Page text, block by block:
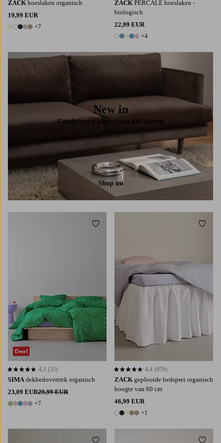
ZACK hoeslaken organisch
19,99 EUR
12 kleuren
+7
ZACK PERCALE hoeslaken -
biologisch
22,99 EUR
9 kleuren
+4
New in
Geselecteerd nieuws van het seizoen
Shop nu
SIMA dekbedovertrek organisch
23,09 EUR29,99 EUR
12 kleuren
+7
4,3 op basis van 35 beoordelingen
4,3 (35)
Deal
Toevoegen aan favorieten
ZACK geplooide bedsprei organisch
hoogte van 60 cm
46,99 EUR
6 kleuren
+1
4,4 op basis van 979 beoordelingen
4,4 (979)